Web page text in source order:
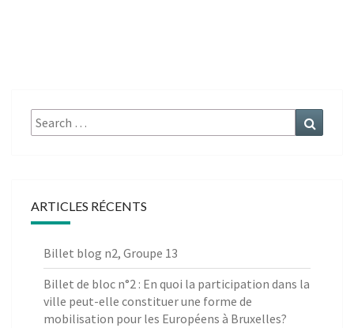
Search
for:
ARTICLES RÉCENTS
Billet blog n2, Groupe 13
Billet de bloc n°2 : En quoi la participation dans la
ville peut-elle constituer une forme de
mobilisation pour les Européens à Bruxelles?